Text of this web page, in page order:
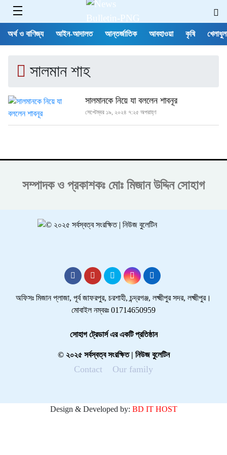
অর্থ ও বাণিজ্য আইন-আদালত আন্তর্জাতিক আবহাওয়া কৃষি
সালমান শাহ
সালমানকে নিয়ে যা বললেন শাবনূর
সেপ্টেম্বর ১৯, ২০২৪ ৭:২৫ অপরাহ্ণ
সম্পাদক ও প্রকাশকঃ মোঃ মিজান উদ্দিন সোহাগ
অফিসঃ মিজান প্লাজা, পূর্ব জাফরপুর, চরশাহী, চন্দ্রগঞ্জ, লক্ষ্মীপুর সদর, লক্ষ্মীপুর।
মোবাইল নম্বরঃ 01714650959
সোহাগ ট্রেডার্স এর একটি প্রতিষ্ঠান
© ২০২৫ সর্বস্বত্ব সংরক্ষিত | নিউজ বুলেটিন
Contact Our family
Design & Developed by: BD IT HOST